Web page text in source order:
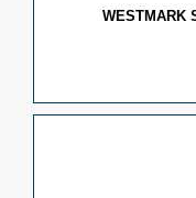
WESTMARK